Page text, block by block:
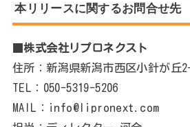
本リリースに関するお問合せ先
■株式会社リプロネクスト
住所：新潟県新潟市西区小針が丘
TEL：050-5319-5206
MAIL：info@lipronext.com